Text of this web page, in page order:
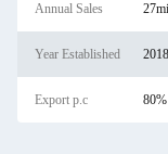
Annual Sales
Year Established 2018
Export p.c